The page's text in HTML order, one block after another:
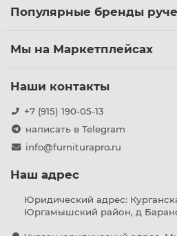
Популярные бренды
Мы на Маркетплейсах
Наши контакты
+7 (915) 190-05-13
написать в Telegram
info@furniturapro.ru
Наш адрес
Юридический адрес:
Юргамышский район, д